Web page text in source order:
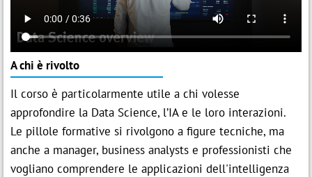
A chi è rivolto
Il corso è particolarmente utile a chi volesse
approfondire la Data Science, l’IA e le loro interazioni.
Le pillole formative si rivolgono a figure tecniche, ma
anche a manager, business analysts e professionisti che
vogliano comprendere le applicazioni dell'intelligenza